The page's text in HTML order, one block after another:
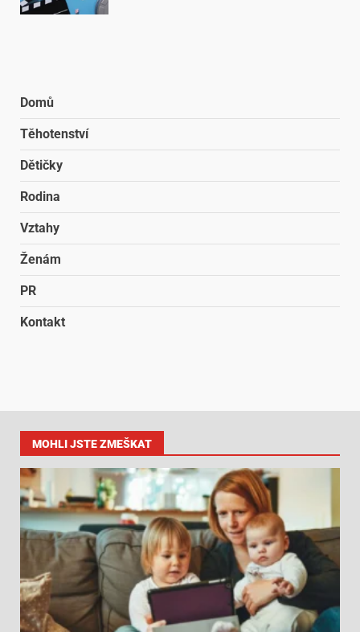
Domů
Těhotenství
Dětičky
Rodina
Vztahy
Ženám
PR
Kontakt
MOHLI JSTE ZMEŠKAT